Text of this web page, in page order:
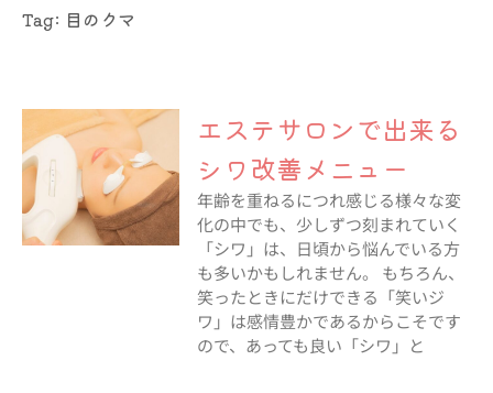
Tag: 目のクマ
エステサロンで出来る
シワ改善メニュー
年齢を重ねるにつれ感じる様々な変
化の中でも、少しずつ刻まれていく
「シワ」は、日頃から悩んでいる方
も多いかもしれません。 もちろん、
笑ったときにだけできる「笑いジ
ワ」は感情豊かであるからこそです
ので、あっても良い「シワ」と